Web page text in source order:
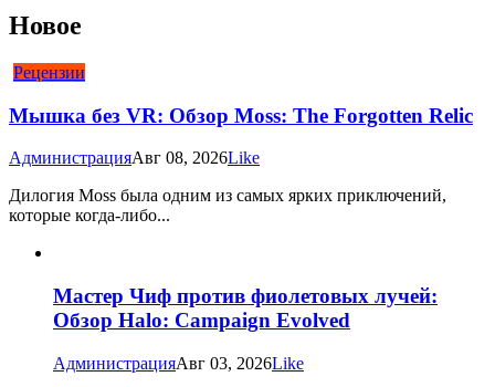
Новое
Рецензии
Мышка без VR: Обзор Moss: The Forgotten Relic
АдминистрацияАвг 08, 2026Like
Дилогия Moss была одним из самых ярких приключений,
которые когда-либо...
Мастер Чиф против фиолетовых лучей:
Обзор Halo: Campaign Evolved
АдминистрацияАвг 03, 2026Like